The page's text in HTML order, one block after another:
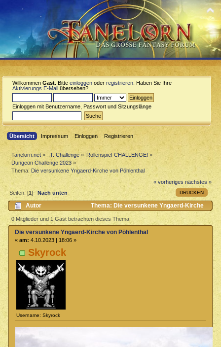
Willkommen Gast . Bitte einloggen oder registrieren . Haben Sie Ihre
Aktivierungs E-Mail übersehen?
Einloggen mit Benutzername, Passwort und Sitzungslänge
Übersicht Impressum Einloggen Registrieren
Tanelorn.net » :T: Challenge» Rollenspiel-CHALLENGE! »
Dungeon Challenge 2023 »
Thema:Die versunkene Yngaerd-Kirche von Pöhlenthal
« vorheriges nächstes »
DRUCKEN
Seiten: [1] Nach unten
Autor
Thema: Die versunkene Yngaerd-Kirche
von Pöhlenthal (Gelesen 1865 mal)
0 Mitglieder und 1 Gast betrachten dieses Thema.
Skyrock
Username: Skyrock
Die versunkene Yngaerd-Kirche von Pöhlenthal
« am: 4.10.2023 | 18:06 »